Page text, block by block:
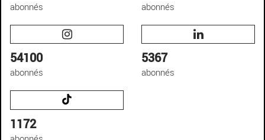
abonnés abonnés
54100
abonnés
5367
abonnés
1172